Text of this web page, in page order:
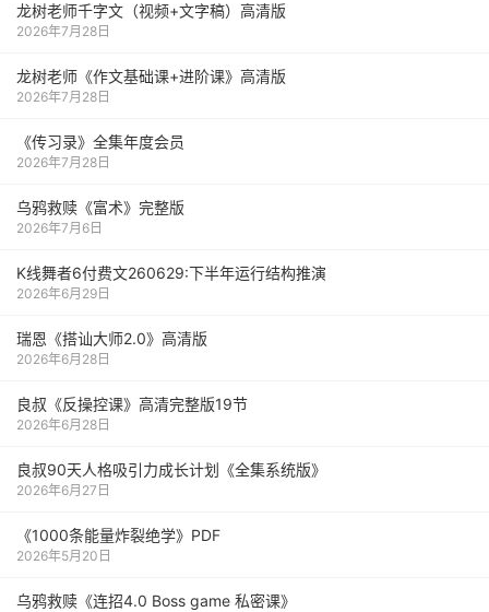
龙树老师千字文（视频+文字稿）高清版
2026年7月28日
龙树老师《作文基础课+进阶课》高清版
2026年7月28日
《传习录》全集年度会员
2026年7月28日
乌鸦救赎《富术》完整版
2026年7月6日
K线舞者6付费文260629:下半年运行结构推演
2026年6月29日
瑞恩《搭讪大师2.0》高清版
2026年6月28日
良叔《反操控课》高清完整版19节
2026年6月28日
良叔90天人格吸引力成长计划《全集系统版》
2026年6月27日
《1000‮能条‬‎量‮裂炸‬‎绝学》PDF
2026年5月20日
乌鸦救赎《连招4.0 Boss game 私密课》